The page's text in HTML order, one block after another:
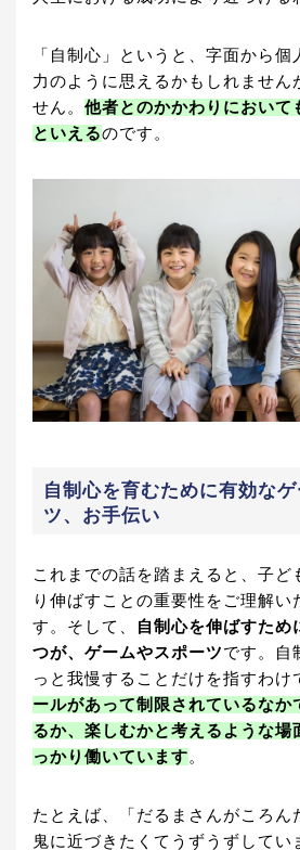
「自制心」というと、字面から個
力のように思えるかもしれません
せん。 他者とのかかわりにおいて
といえるのです。
自制心を育むために有効な
ツ、お手伝い
これまでの話を踏まえると、子ど
り伸ばすことの重要性をご理解い
す。そして、
自制心を伸ばすため
つが、ゲームやスポーツです。自
っと我慢することだけを指すわけ
ールがあって制限されているなか
るか、楽しむかと考えるような場
っかり働いています。
たとえば、「だるまさんがころん
鬼に近づきたくてうずうずしてい